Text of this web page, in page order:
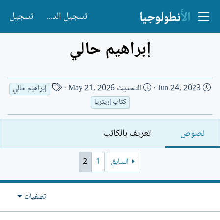
تسجيل الدخول تسجيل
إبراهيم حالي
ت
ر
ي
خ
ا
ن
Jun 24, 2023 التحديثMay 21, 2026
ا
م
ا
ك
ب
إبراهيم حالي
كتاب إريتريا
نصوص تعريف بالكاتب
السابق 1
2
تصفيات